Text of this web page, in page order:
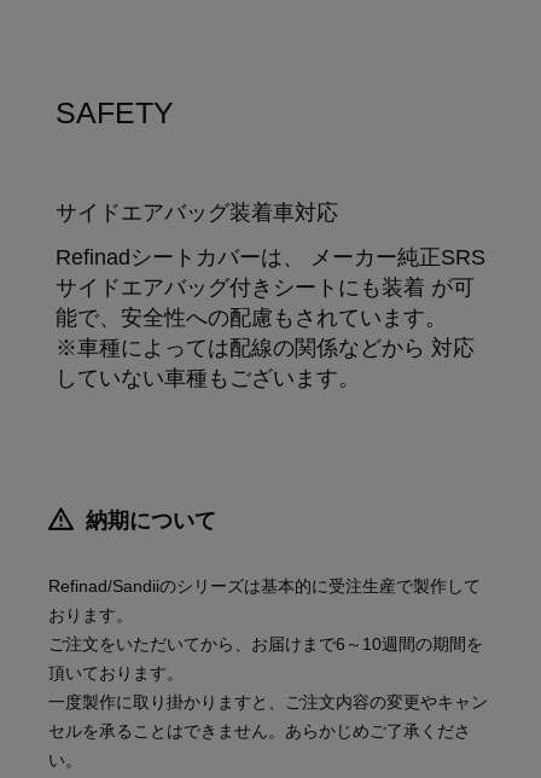
SAFETY
サイドエアバッグ装着車対応
Refinadシートカバーは、 メーカー純正SRS
サイドエアバッグ付きシートにも装着 が可
能で、安全性への配慮もされています。
※車種によっては配線の関係などから 対応
していない車種もございます。
納期について
Refinad/Sandiiのシリーズは基本的に受注生産で製作して
おります。
ご注文をいただいてから、お届けまで6～10週間の期間を
頂いております。
一度製作に取り掛かりますと、ご注文内容の変更やキャン
セルを承ることはできません。あらかじめご了承くださ
い。